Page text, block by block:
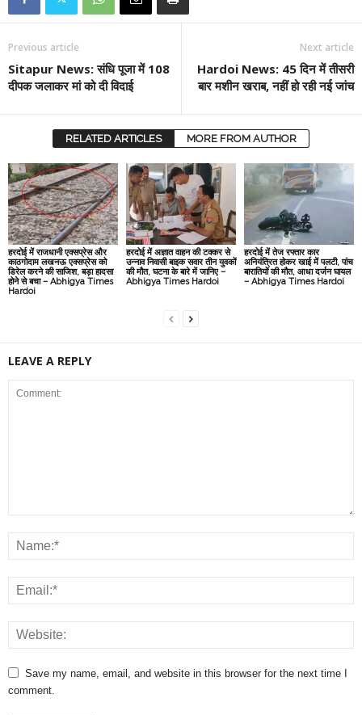
Previous article
Sitapur News: संधि पूजा में 108
दीपक जलाकर मां को दी विदाई
Next article
Hardoi News: 45 दिन में तीसरी
बार मशीन खराब, नहीं हो रही नई जांच
RELATED ARTICLES MORE FROM AUTHOR
हरदोई में राजधानी एक्सप्रेस और
काठगोदाम लखनऊ एक्सप्रेस को
डिरेल करने की साजिश, बड़ा हादसा
होने से बचा – Abhigya Times
Hardoi
हरदोई में अज्ञात वाहन की टक्कर से
उन्नाव निवासी बाइक सवार तीन युवकों
की मौत, घटना के बारे में जानिए –
Abhigya Times Hardoi
हरदोई में तेज रफ्तार कार
अनियंत्रित होकर खाई में पलटी, पांच
बारातियों की मौत, आधा दर्जन घायल
– Abhigya Times Hardoi
LEAVE A REPLY
Save my name, email, and website in this browser for the next time I
comment.